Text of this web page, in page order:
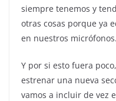
siempre tenemos y
otras cosas porque ya
en nuestros micrófonos.
Y por si esto fuera
estrenar una nueva
vamos a incluir de vez